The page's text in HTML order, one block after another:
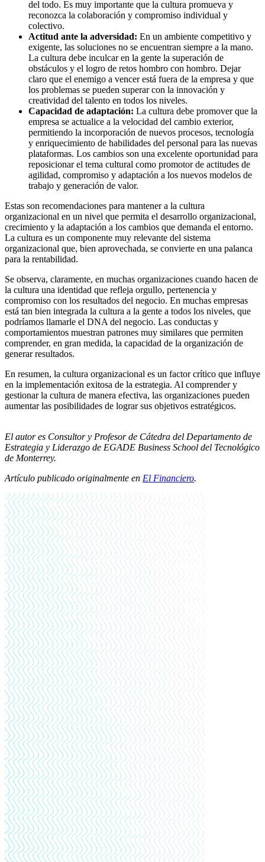
del todo. Es muy importante que la cultura promueva y
reconozca la colaboración y compromiso individual y
colectivo.
Actitud ante la adversidad: En un ambiente competitivo y
exigente, las soluciones no se encuentran siempre a la mano.
La cultura debe inculcar en la gente la superación de
obstáculos y el logro de retos hombro con hombro. Dejar
claro que el enemigo a vencer está fuera de la empresa y que
los problemas se pueden superar con la innovación y
creatividad del talento en todos los niveles.
Capacidad de adaptación: La cultura debe promover que la
empresa se actualice a la velocidad del cambio exterior,
permitiendo la incorporación de nuevos procesos, tecnología
y enriquecimiento de habilidades del personal para las nuevas
plataformas. Los cambios son una excelente oportunidad para
reposicionar el tema cultural como promotor de actitudes de
agilidad, compromiso y adaptación a los nuevos modelos de
trabajo y generación de valor.
Estas son recomendaciones para mantener a la cultura
organizacional en un nivel que permita el desarrollo organizacional,
crecimiento y la adaptación a los cambios que demanda el entorno.
La cultura es un componente muy relevante del sistema
organizacional que, bien aprovechada, se convierte en una palanca
para la rentabilidad.
Se observa, claramente, en muchas organizaciones cuando hacen de
la cultura una identidad que refleja orgullo, pertenencia y
compromiso con los resultados del negocio. En muchas empresas
está tan bien integrada la cultura a la gente a todos los niveles, que
podríamos llamarle el DNA del negocio. Las conductas y
comportamientos muestran patrones muy similares que permiten
comprender, en gran medida, la capacidad de la organización de
generar resultados.
En resumen, la cultura organizacional es un factor crítico que influye
en la implementación exitosa de la estrategia. Al comprender y
gestionar la cultura de manera efectiva, las organizaciones pueden
aumentar las posibilidades de lograr sus objetivos estratégicos.
El autor es Consultor y Profesor de Cátedra del Departamento de
Estrategia y Liderazgo de EGADE Business School del Tecnológico
de Monterrey.
Artículo publicado originalmente en El Financiero.